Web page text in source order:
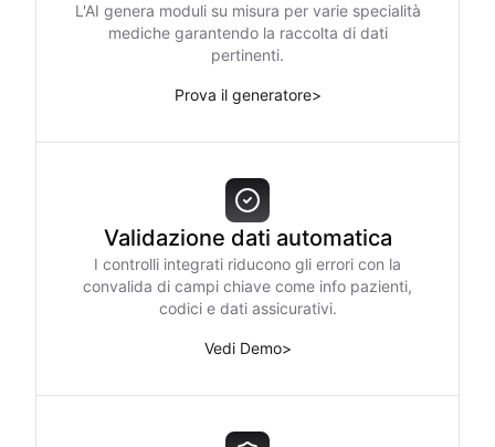
L'AI genera moduli su misura per varie specialità
mediche garantendo la raccolta di dati
pertinenti.
Prova il generatore>
Validazione dati automatica
I controlli integrati riducono gli errori con la
convalida di campi chiave come info pazienti,
codici e dati assicurativi.
Vedi Demo>